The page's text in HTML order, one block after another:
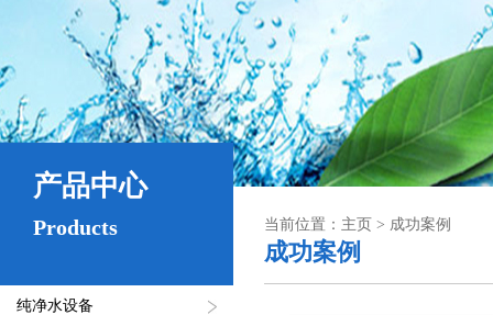
产品中心
Products
纯净水设备
当前位置：主页 > 成功案例
成功案例